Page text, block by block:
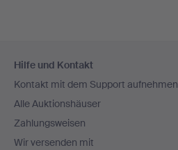
Navigation
Hilfe und Kontakt
Kontakt mit dem Support aufnehmen
Alle Auktionshäuser
Zahlungsweisen
Wir versenden mit